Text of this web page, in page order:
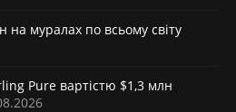
муралах по всьому світу
Pure вартістю $1,3 млн